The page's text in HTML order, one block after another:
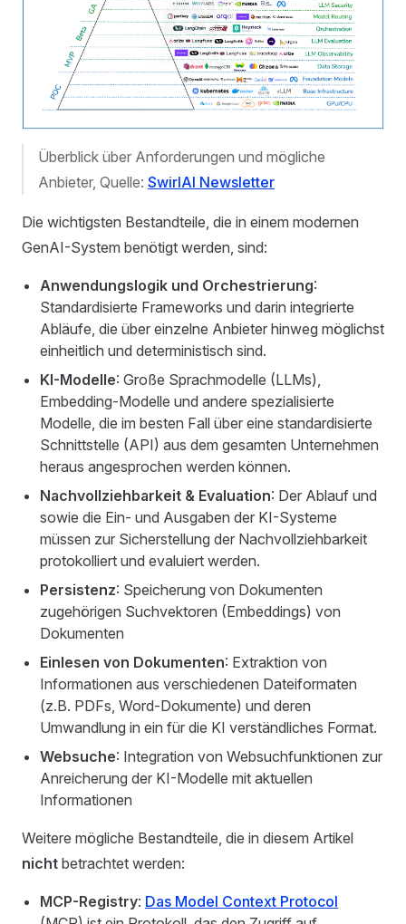
Überblick über Anforderungen und mögliche
Anbieter, Quelle: SwirlAI Newsletter
Die wichtigsten Bestandteile, die in einem modernen
GenAI-System benötigt werden, sind:
Anwendungslogik und Orchestrierung:
Standardisierte Frameworks und darin integrierte
Abläufe, die über einzelne Anbieter hinweg möglichst
einheitlich und deterministisch sind.
KI-Modelle: Große Sprachmodelle (LLMs),
Embedding-Modelle und andere spezialisierte
Modelle, die im besten Fall über eine standardisierte
Schnittstelle (API) aus dem gesamten Unternehmen
heraus angesprochen werden können.
Nachvollziehbarkeit & Evaluation: Der Ablauf und
sowie die Ein- und Ausgaben der KI-Systeme
müssen zur Sicherstellung der Nachvollziehbarkeit
protokolliert und evaluiert werden.
Persistenz: Speicherung von Dokumenten
zugehörigen Suchvektoren (Embeddings) von
Dokumenten
Einlesen von Dokumenten: Extraktion von
Informationen aus verschiedenen Dateiformaten
(z.B. PDFs, Word-Dokumente) und deren
Umwandlung in ein für die KI verständliches Format.
Websuche: Integration von Websuchfunktionen zur
Anreicherung der KI-Modelle mit aktuellen
Informationen
Weitere mögliche Bestandteile, die in diesem Artikel
nicht betrachtet werden:
MCP-Registry: Das Model Context Protocol